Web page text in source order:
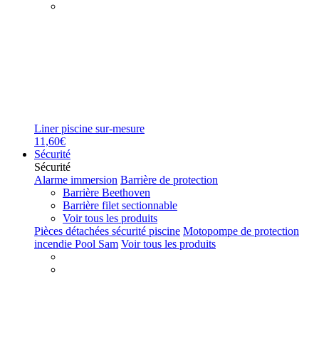
Liner piscine sur-mesure
11,60€
Sécurité
Sécurité
Alarme immersion Barrière de protection
Barrière Beethoven
Barrière filet sectionnable
Voir tous les produits
Pièces détachées sécurité piscine Motopompe de protection
incendie Pool Sam Voir tous les produits